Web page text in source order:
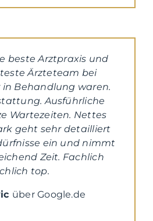
beste Arztpraxis und
Ärzteteam bei
Behandlung waren.
Ausführliche
Wartezeiten. Nettes
geht sehr detailliert
ein und nimmt
Zeit. Fachlich
top.
über Google.de